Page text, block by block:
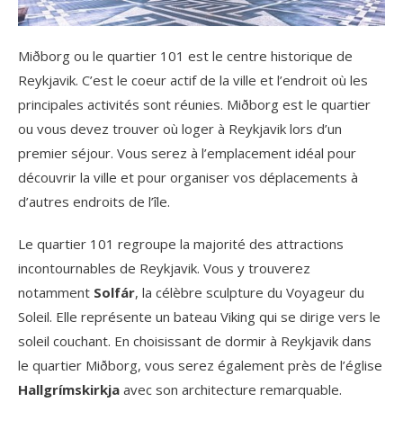
Miðborg ou le quartier 101 est le centre historique de
Reykjavik. C’est le coeur actif de la ville et l’endroit où les
principales activités sont réunies. Miðborg est le quartier
ou vous devez trouver où loger à Reykjavik lors d’un
premier séjour. Vous serez à l’emplacement idéal pour
découvrir la ville et pour organiser vos déplacements à
d’autres endroits de l’île.
Le quartier 101 regroupe la majorité des attractions
incontournables de Reykjavik. Vous y trouverez
notamment Solfár, la célèbre sculpture du Voyageur du
Soleil. Elle représente un bateau Viking qui se dirige vers le
soleil couchant. En choisissant de dormir à Reykjavik dans
le quartier Miðborg, vous serez également près de l’église
Hallgrímskirkja avec son architecture remarquable.